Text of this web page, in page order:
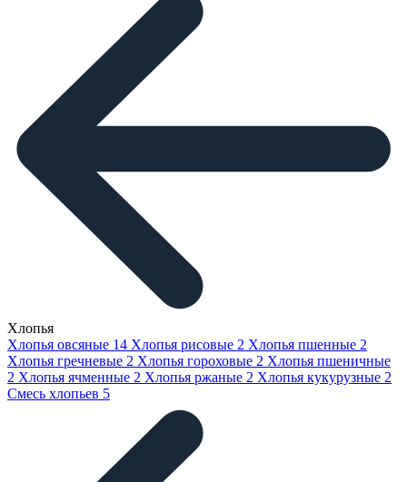
Хлопья
Хлопья овсяные 14 Хлопья рисовые 2 Хлопья пшенные 2
Хлопья гречневые 2 Хлопья гороховые 2 Хлопья пшеничные
2 Хлопья ячменные 2 Хлопья ржаные 2 Хлопья кукурузные 2
Смесь хлопьев 5